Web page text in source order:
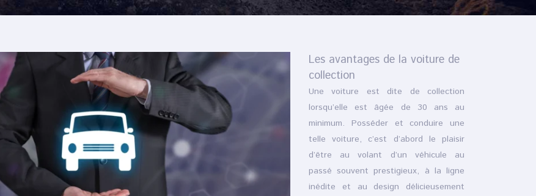
Les avantages de la voiture de
collection
Une voiture est dite de collection
lorsqu’elle est âgée de 30 ans au
minimum. Posséder et conduire une
telle voiture, c’est d’abord le plaisir
d’être au volant d’un véhicule au
passé souvent prestigieux, à la ligne
inédite et au design délicieusement